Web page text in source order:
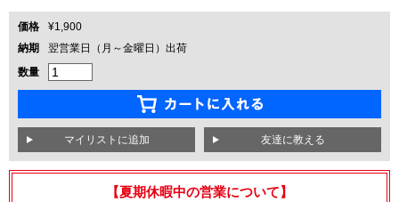
価格
¥1,900
納期
翌営業日（月～金曜日）出荷
数量
友達に教える
【夏期休暇中の営業について】